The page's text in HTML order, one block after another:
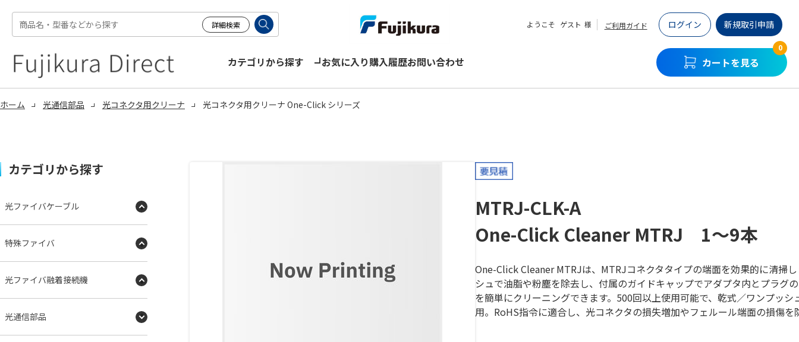
ようこそ ゲスト 様 ご利用ガイド ログイン 新規取引申請
カテゴリから探す お気に入り購入履歴お問い合わせ カートを見る
0
ホーム 光通信部品 光コネクタ用クリーナ 光コネクタ用クリーナ One-Click シリーズ
MTRJ-CLK-A
One-Click Cleaner MTRJ 1～9本
One-Click Cleaner MTRJは、MTRJコネクタタイプの端面を効果的に清掃
シュで油脂や粉塵を除去し、付属のガイドキャップでアダプタ内とプラグ
を簡単にクリーニングできます。500回以上使用可能で、乾式／ワンプッシ
用。RoHS指令に適合し、光コネクタの損失増加やフェルール端面の損傷を
カテゴリから探す
光ファイバケーブル
特殊ファイバ
光ファイバ融着接続機
光通信部品